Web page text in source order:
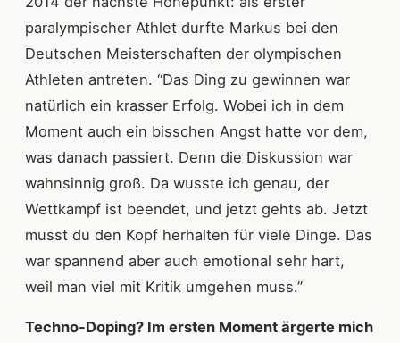
paralympischer Athlet durfte Markus bei den
Deutschen Meisterschaften der olympischen
Athleten antreten. “Das Ding zu gewinnen war
natürlich ein krasser Erfolg. Wobei ich in dem
Moment auch ein bisschen Angst hatte vor dem,
was danach passiert. Denn die Diskussion war
wahnsinnig groß. Da wusste ich genau, der
Wettkampf ist beendet, und jetzt gehts ab. Jetzt
musst du den Kopf herhalten für viele Dinge. Das
war spannend aber auch emotional sehr hart,
weil man viel mit Kritik umgehen muss.”
Techno-Doping? Im ersten Moment ärgerte mich